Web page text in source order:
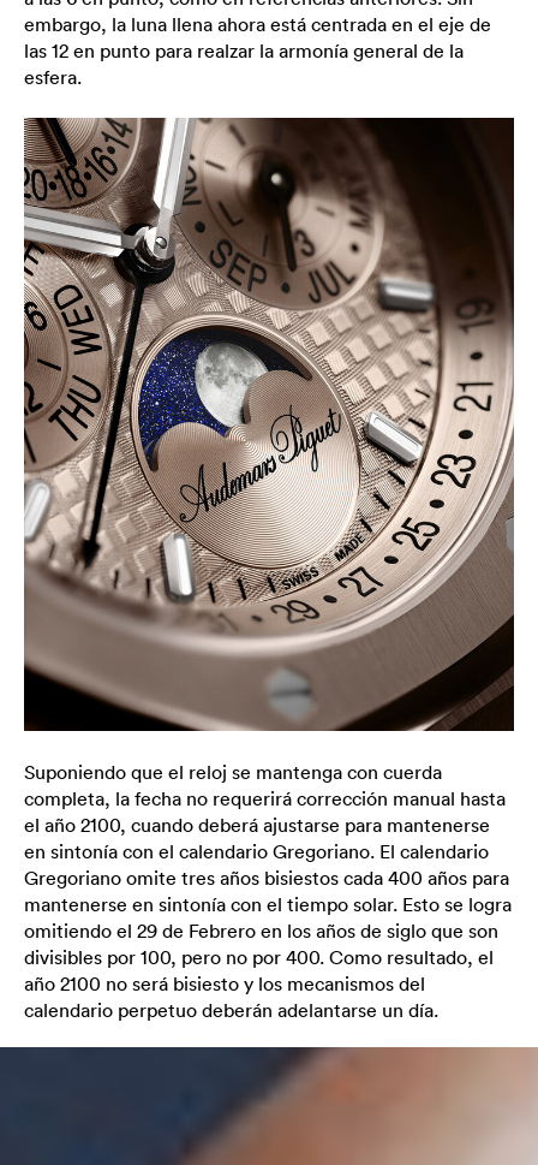
embargo, la luna llena ahora está centrada en el eje de
las 12 en punto para realzar la armonía general de la
esfera.
Suponiendo que el reloj se mantenga con cuerda
completa, la fecha no requerirá corrección manual hasta
el año 2100, cuando deberá ajustarse para mantenerse
en sintonía con el calendario Gregoriano. El calendario
Gregoriano omite tres años bisiestos cada 400 años para
mantenerse en sintonía con el tiempo solar. Esto se logra
omitiendo el 29 de Febrero en los años de siglo que son
divisibles por 100, pero no por 400. Como resultado, el
año 2100 no será bisiesto y los mecanismos del
calendario perpetuo deberán adelantarse un día.